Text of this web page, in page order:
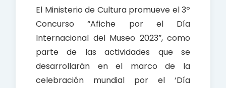
o
k
p
El Ministerio de Cultura promueve el 3º
Concurso “Afiche por el Día
Internacional del Museo 2023”, como
parte de las actividades que se
desarrollarán en el marco de la
celebración mundial por el ‘Día